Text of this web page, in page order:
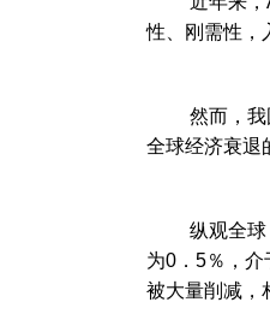
性、刚需性，
然而，我国
全球经济衰退
纵观全球，
为0．5％，
被大量削减，